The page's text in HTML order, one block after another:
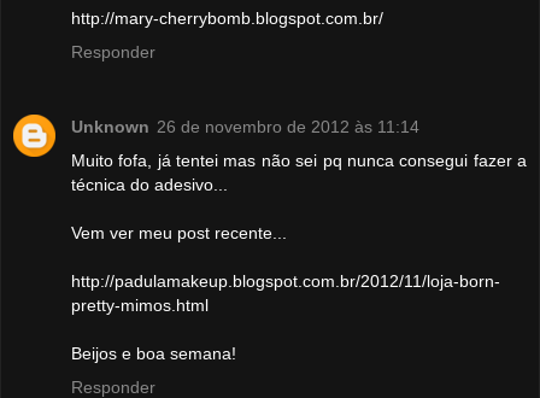
http://mary-cherrybomb.blogspot.com.br/
Responder
Unknown 26 de novembro de 2012 às 11:14
Muito fofa, já tentei mas não sei pq nunca consegui fazer a
técnica do adesivo...
Vem ver meu post recente...
http://padulamakeup.blogspot.com.br/2012/11/loja-born-
pretty-mimos.html
Beijos e boa semana!
Responder